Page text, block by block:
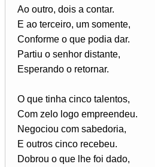
Ao outro, dois a contar.
E ao terceiro, um somente,
Conforme o que podia dar.
Partiu o senhor distante,
Esperando o retornar.
O que tinha cinco talentos,
Com zelo logo empreendeu.
Negociou com sabedoria,
E outros cinco recebeu.
Dobrou o que lhe foi dado,